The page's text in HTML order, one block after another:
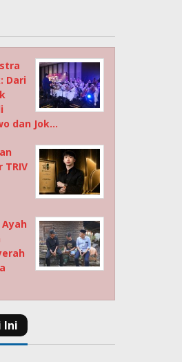
Dari
dan Jok…